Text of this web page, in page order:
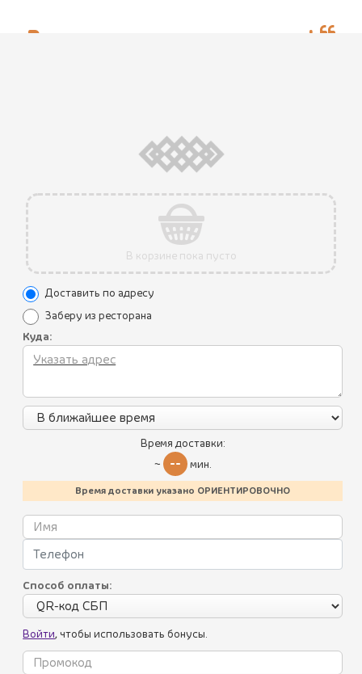
Все блюда
Пикник по-грузински
Летнее меню
Хинкали
Пхали
Соусы
Салаты
Холодные закуски
Горячие закуски
Вкусная грузинская кухня!
juliyakusheva
В корзине пока пусто
Доставить по адресу
Заберу из ресторана
Куда:
Время доставки:
~
-- мин.
Время доставки указано ОРИЕНТИРОВОЧНО
Способ оплаты:
Войти, чтобы использовать бонусы.
Акции
Уникальные преимущества
Контакты
Калорийность блюд